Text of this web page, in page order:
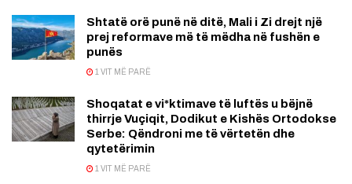
Shtatë orë punë në ditë, Mali i Zi drejt një
prej reformave më të mëdha në fushën e
punës
1 VIT MË PARË
Shoqatat e vi*ktimave të luftës u bëjnë
thirrje Vuçiqit, Dodikut e Kishës Ortodokse
Serbe: Qëndroni me të vërtetën dhe
qytetërimin
1 VIT MË PARË